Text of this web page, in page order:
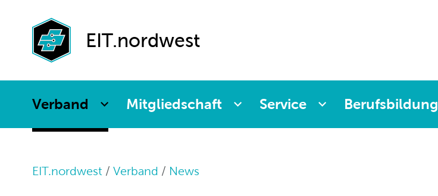
EIT.nordwest
Verband Mitgliedschaft Service Berufsbildung
EIT.nordwest Verband News